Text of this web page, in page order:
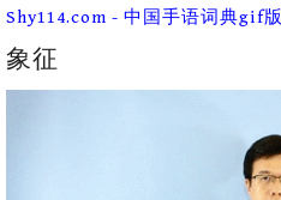
Skip
content
Shy114.com - 中国手语词典gif版
象征